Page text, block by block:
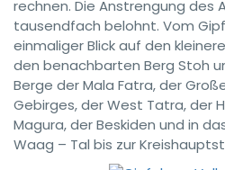
rechnen. Die Anstrengung des
tausendfach belohnt. Vom
einmaliger Blick auf den
den benachbarten Berg Stoh
Berge der Mala Fatra, der
Gebirges, der West Tatra, der
Magura, der Beskiden und in
Waag – Tal bis zur